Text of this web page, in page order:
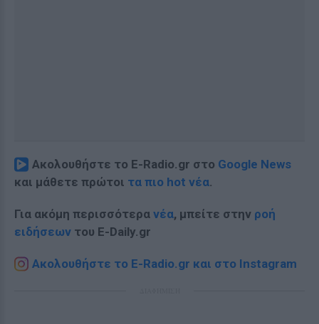
Ακολουθήστε το E-Radio.gr στο Google News
και μάθετε πρώτοι τα πιο hot νέα.
Για ακόμη περισσότερα νέα, μπείτε στην ροή
ειδήσεων του E-Daily.gr
Ακολουθήστε το E-Radio.gr και στο Instagram